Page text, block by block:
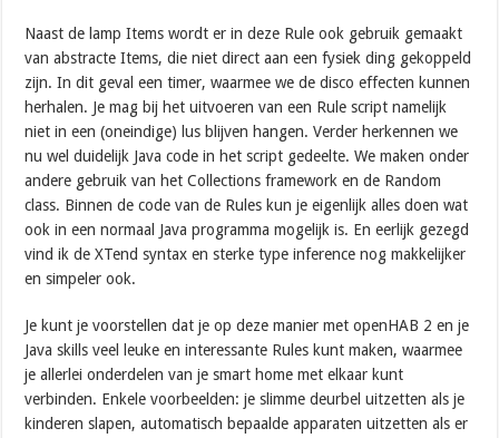
Naast de lamp Items wordt er in deze Rule ook gebruik gemaakt
van abstracte Items, die niet direct aan een fysiek ding gekoppeld
zijn. In dit geval een timer, waarmee we de disco effecten kunnen
herhalen. Je mag bij het uitvoeren van een Rule script namelijk
niet in een (oneindige) lus blijven hangen. Verder herkennen we
nu wel duidelijk Java code in het script gedeelte. We maken onder
andere gebruik van het Collections framework en de Random
class. Binnen de code van de Rules kun je eigenlijk alles doen wat
ook in een normaal Java programma mogelijk is. En eerlijk gezegd
vind ik de XTend syntax en sterke type inference nog makkelijker
en simpeler ook.
Je kunt je voorstellen dat je op deze manier met openHAB 2 en je
Java skills veel leuke en interessante Rules kunt maken, waarmee
je allerlei onderdelen van je smart home met elkaar kunt
verbinden. Enkele voorbeelden: je slimme deurbel uitzetten als je
kinderen slapen, automatisch bepaalde apparaten uitzetten als er